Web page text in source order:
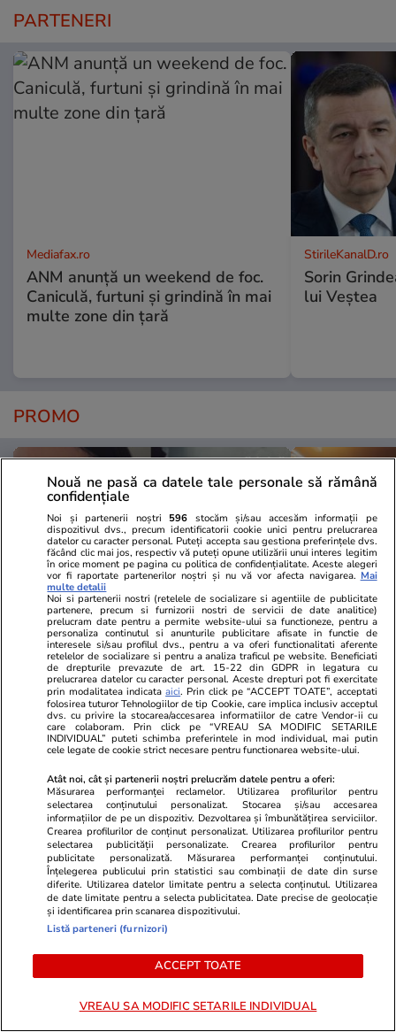
PARTENERI
Mediafax.ro
ANM anunță un weekend de foc.
Caniculă, furtuni și grindină în mai
multe zone din țară
StirileKanalD.ro
Sorin
lui Veștea
PROMO
Advertorial
Smart is the new chic: Cum ne
ajută tehnologia să ne reinventăm
Advertorial
Înscrie-te
voucher de
PARTENERI
Cum arată fiul Mădălinei Manole
Surpriză în
Nouă ne pasă ca datele tale personale să rămână
confidențiale
Noi și partenerii noștri 596 stocăm și/sau accesăm informații pe
dispozitivul dvs., precum identificatorii cookie unici pentru prelucrarea
datelor cu caracter personal. Puteți accepta sau gestiona preferințele dvs.
făcând clic mai jos, respectiv vă puteți opune utilizării unui interes legitim
în orice moment pe pagina cu politica de confidențialitate. Aceste alegeri
vor fi raportate partenerilor noștri și nu vă vor afecta navigarea. Mai
multe detalii
Noi si partenerii nostri (retelele de socializare si agentiile de publicitate
partenere, precum si furnizorii nostri de servicii de date analitice)
prelucram date pentru a permite website-ului sa functioneze, pentru a
personaliza continutul si anunturile publicitare afisate in functie de
interesele si/sau profilul dvs., pentru a va oferi functionalitati aferente
retelelor de socializare si pentru a analiza traficul pe website. Beneficiati
de drepturile prevazute de art. 15-22 din GDPR in legatura cu
prelucrarea datelor cu caracter personal. Aceste drepturi pot fi exercitate
prin modalitatea indicataaici. Prin click pe “ACCEPT TOATE”, acceptati
folosirea tuturor Tehnologiilor de tip Cookie, care implica inclusiv acceptul
dvs. cu privire la stocarea/accesarea informatiilor de catre Vendor-ii cu
care colaboram. Prin click pe “VREAU SA MODIFIC SETARILE
INDIVIDUAL” puteti schimba preferintele in mod individual, mai putin
cele legate de cookie strict necesare pentru functionarea website-ului.
Atât noi, cât și partenerii noștri prelucrăm datele pentru a oferi:
Măsurarea performanței reclamelor. Utilizarea profilurilor pentru
selectarea conținutului personalizat. Stocarea și/sau accesarea
informațiilor de pe un dispozitiv. Dezvoltarea și îmbunătățirea serviciilor.
Crearea profilurilor de conținut personalizat. Utilizarea profilurilor pentru
selectarea publicității personalizate. Crearea profilurilor pentru
publicitate personalizată. Măsurarea performanței conținutului.
Înțelegerea publicului prin statistici sau combinații de date din surse
diferite. Utilizarea datelor limitate pentru a selecta conținutul. Utilizarea
de date limitate pentru a selecta publicitatea. Date precise de geolocație
și identificarea prin scanarea dispozitivului.
Listă parteneri (furnizori)
ACCEPT TOATE
VREAU SA MODIFIC SETARILE INDIVIDUAL